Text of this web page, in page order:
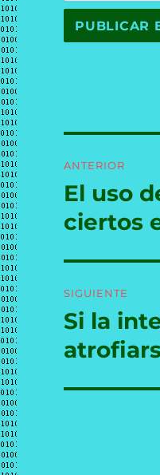
de
entradas
ANTERIOR
Entrada
anterior:
El uso
ciertos
SIGUIENTE
Entrada
siguiente:
Si la